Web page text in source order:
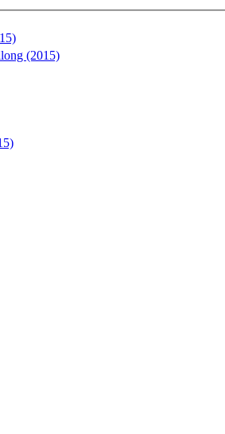
(2015)